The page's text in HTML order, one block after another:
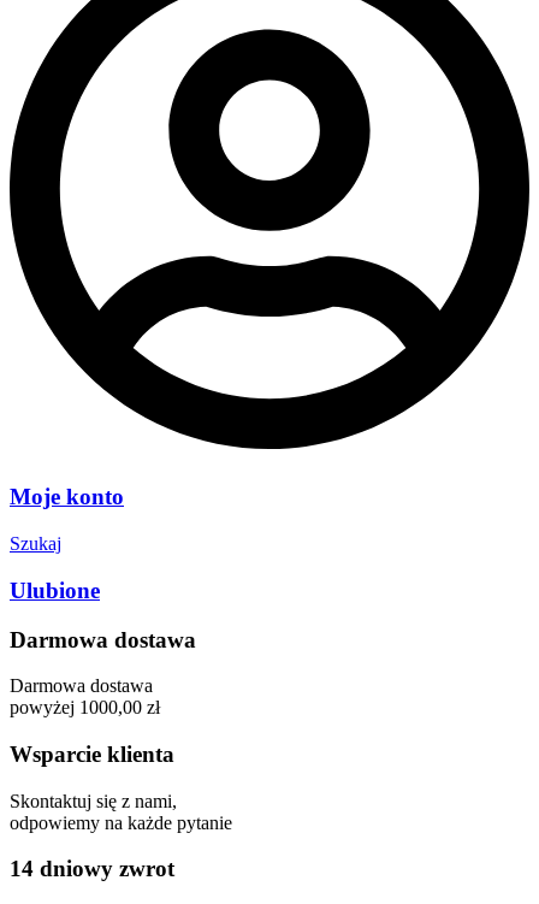
Moje konto
Szukaj
Ulubione
Darmowa dostawa
Darmowa dostawa
powyżej 1000,00 zł
Wsparcie klienta
Skontaktuj się z nami,
odpowiemy na każde pytanie
14 dniowy zwrot